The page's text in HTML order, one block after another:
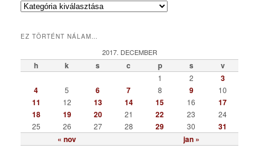
K
e
ó
r
EZ TÖRTÉNT NÁLAM…
2017. DECEMBER
h k s c p s v
« nov jan »
1 2
3
4
5 6 7 8 9 10
11 12 13 14 15 16
17
18
19 20 21 22 23
24
25
26 27 28 29 30 31